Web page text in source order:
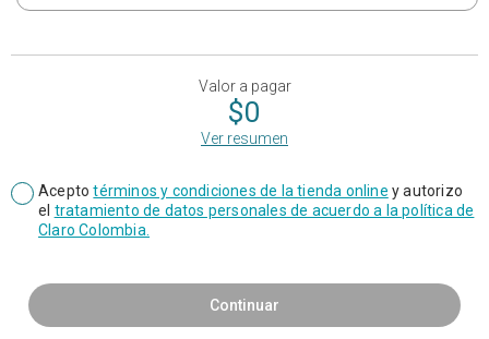
Valor a pagar
$0
Ver resumen
Acepto términos y condiciones de la tienda online y autorizo
el tratamiento de datos personales de acuerdo a la política de
Claro Colombia.
Continuar